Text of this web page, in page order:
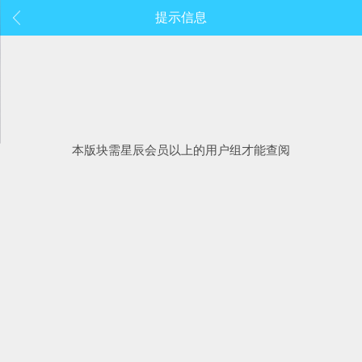
提示信息
本版块需星辰会员以上的用户组才能查阅